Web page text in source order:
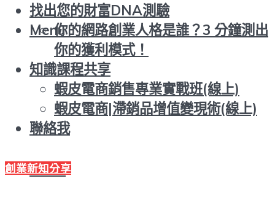
Menu
找出您的財富DNA測驗
你的網路創業人格是誰？3 分鐘測出
你的獲利模式！
知識課程共享
蝦皮電商銷售專業實戰班(線上)
蝦皮電商|滯銷品增值變現術(線上)
聯絡我
Menu
創業新知分享